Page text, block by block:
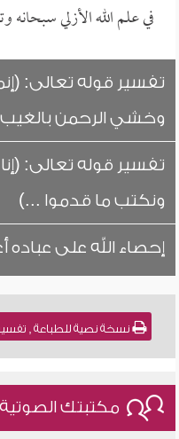
في علم الله الأزلي سبحانه
تفسير قوله تعالى:
وخشي الرحمن
تفسير قوله تعالى:
ونكتب ما قدموا ...)
إحصاء الله على عباده
نسخة نصية للطباعة , تفسير سورة يس [2]
مكتبتك الصوتية